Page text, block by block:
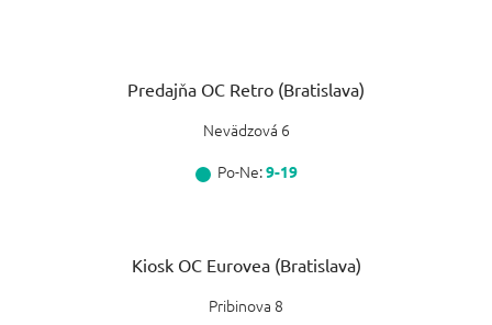
Predajňa OC Retro (Bratislava)
Nevädzová 6
Po-Ne:9-19
Kiosk OC Eurovea (Bratislava)
Pribinova 8